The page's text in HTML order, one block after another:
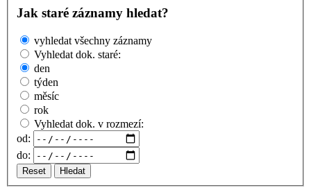
Jak staré záznamy hledat?
vyhledat všechny záznamy
Vyhledat dok. staré:
den
týden
měsíc
rok
Vyhledat dok. v rozmezí:
od:
do:
Reset Hledat